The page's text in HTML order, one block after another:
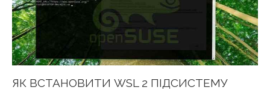
ЯК ВСТАНОВИТИ WSL 2 ПІДСИСТЕМУ